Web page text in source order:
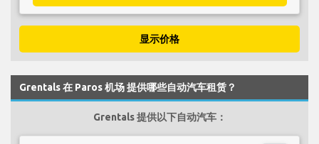
显示价格
Grentals 在 Paros 机场 提供哪些自动汽车租赁？
Grentals 提供以下自动汽车：